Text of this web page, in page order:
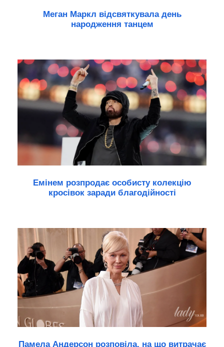
Меган Маркл відсвяткувала день
народження танцем
Емінем розпродає особисту колекцію
кросівок заради благодійності
Памела Андерсон розповіла, на що витрачає